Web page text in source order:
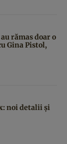
rămas doar o
Gina Pistol,
noi detalii și